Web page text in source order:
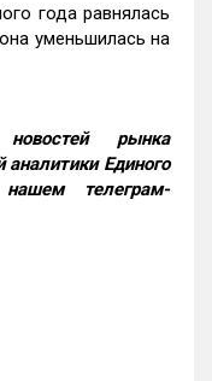
года равнялась
уменьшилась на
рынка
Единого
телеграм-